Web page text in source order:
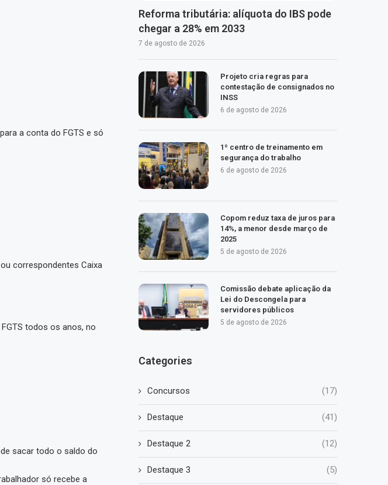
a conta do FGTS e só
correspondentes Caixa
todos os anos, no
sacar todo o saldo do
só recebe a
Reforma tributária: alíquota do IBS pode
chegar a 28% em 2033
7 de agosto de 2026
Projeto cria regras para
contestação de consignados no
INSS
6 de agosto de 2026
1º centro de treinamento em
segurança do trabalho
6 de agosto de 2026
Copom reduz taxa de juros para
14%, a menor desde março de
2025
5 de agosto de 2026
Comissão debate aplicação da
Lei do Descongela para
servidores públicos
5 de agosto de 2026
Categories
Concursos (17)
Destaque (41)
Destaque 2 (12)
Destaque 3 (5)